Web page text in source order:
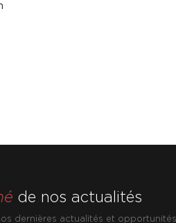
de nos actualités
dernières actualités et